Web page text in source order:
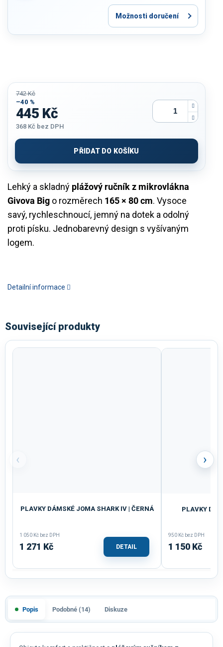
Možnosti doručení
Lehký a skladný plážový ručník z mikrovlákna
Givova Big o rozměrech 165 × 80 cm. Vysoce
savý, rychleschnoucí, jemný na dotek a odolný
proti písku. Jednobarevný design s vyšívaným
logem.
Detailní informace
742 Kč
–40 %
445 Kč
368 Kč bez DPH
cena:
PŘIDAT DO KOŠÍKU
Související produkty
‹
PLAVKY DÁMSKÉ JOMA SHARK IV | ČERNÁ
1 050 Kč bez DPH
1 271 Kč DETAIL
PLAVKY
950 Kč bez DPH
1 150 Kč
›
Popis Podobné (14) Diskuze